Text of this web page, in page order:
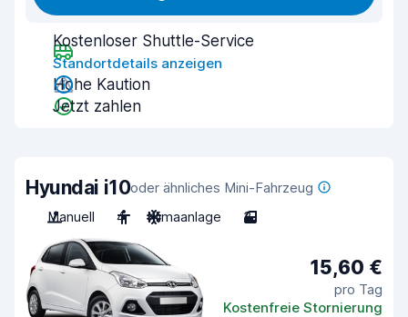
Kostenloser Shuttle-Service
Standortdetails anzeigen
Hohe Kaution
Jetzt zahlen
Hyundai i10oder ähnliches Mini-Fahrzeug
Manuell
4 Klimaanlage 3
15,60 €
pro Tag
Kostenfreie Stornierung